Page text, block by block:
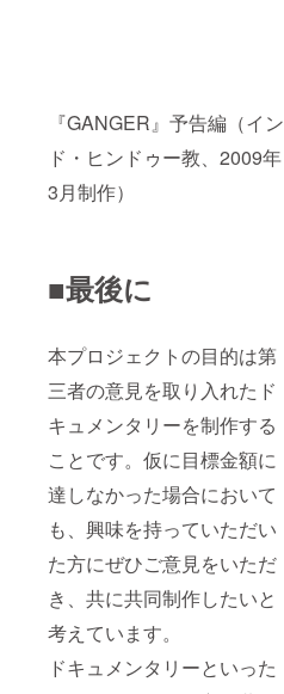
『GANGER』予告編（イン
ド・ヒンドゥー教、2009年
3月制作）
■最後に
本プロジェクトの目的は第
三者の意見を取り入れたド
キュメンタリーを制作する
ことです。仮に目標金額に
達しなかった場合において
も、興味を持っていただい
た方にぜひご意見をいただ
き、共に共同制作したいと
考えています。
ドキュメンタリーといった